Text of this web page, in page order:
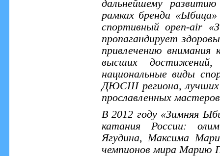
дальнейшему
рамках бренда
спортивный open-air
пропагандирует
привлечению внимания
высших достижений,
национальные виды
ДЮСШ региона, лучших
прославленных
В 2012 году «Зимняя
катания России:
Ягудина, Максима
чемпионов мира Марию